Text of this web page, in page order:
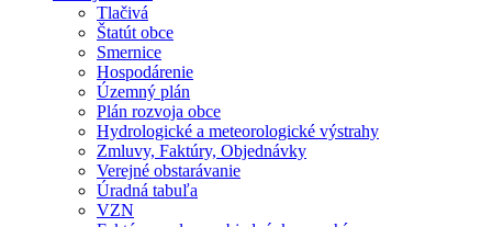
Tlačivá
Štatút obce
Smernice
Hospodárenie
Územný plán
Plán rozvoja obce
Hydrologické a meteorologické výstrahy
Zmluvy, Faktúry, Objednávky
Verejné obstarávanie
Úradná tabuľa
VZN